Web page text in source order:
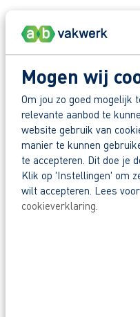
Mogen wij
Om jou zo goed mogelijk
relevante aanbod te
website gebruik van
manier te kunnen
te accepteren. Dit doe je
Klik op 'Instellingen' om
wilt accepteren. Lees
cookieverklaring
Zo maak je werk
Reageer nu op
Waarom
Snel naar een
Beoordeeld
Wil je meer weten
mail naar
Deel deze vacature:
Solliciteer direct
Voornaam*